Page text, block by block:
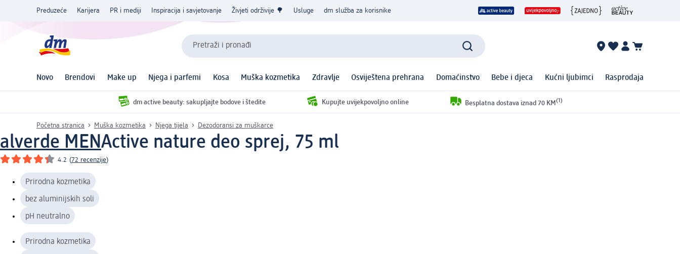
Preduzeće Karijera PR i mediji Inspiracija i savjetovanje Živjeti održivije 🌳 Usluge dm služba za korisnike
Pretraži i pronađi
Novo Brendovi Make up Njega i parfemi Kosa Muška kozmetika Zdravlje Osviještena prehrana Domaćinstvo Bebe i djeca Kućni ljubimci Rasprodaja
dm active beauty: sakupljajte bodove i štedite Kupujte uvijekpovoljno online Besplatna dostava iznad 70 KM (1)
Početna stranica Muška kozmetika Njega tijela Dezodoransi za muškarce
alverde MENActive nature deo sprej, 75 ml
4.2 (72 recenzije)
Prirodna kozmetika
bez aluminijskih soli
pH neutralno
Prirodna kozmetika